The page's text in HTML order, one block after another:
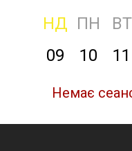
НД ПН ВТ
09
10 11
Немає